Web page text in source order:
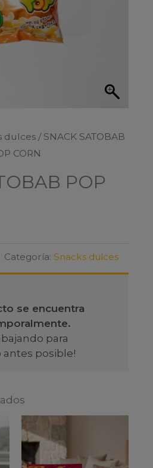
dulces / SNACK SATOBAB
CORN
POP
Categoría:Snacks dulces
se encuentra
para
posible!